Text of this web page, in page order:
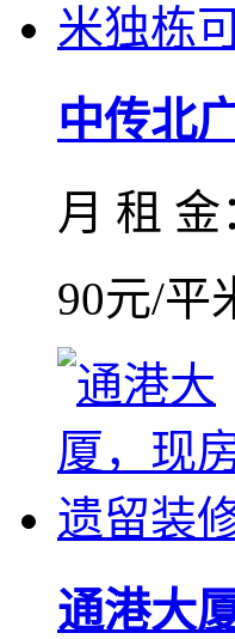
中传北
月 租 金
90元/平
通港大